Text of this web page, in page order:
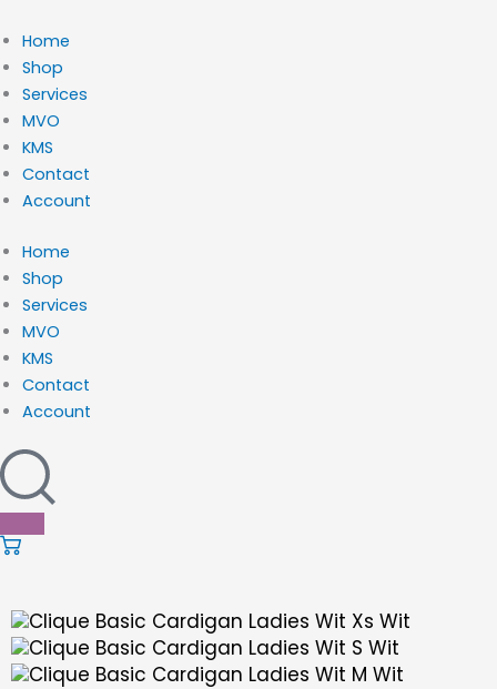
naar
de
inhoud
Home
Shop
Services
MVO
KMS
Contact
Account
Home
Shop
Services
MVO
KMS
Contact
Account